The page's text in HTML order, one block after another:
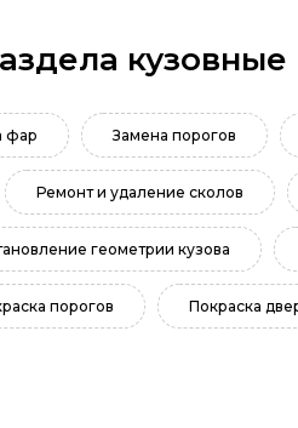
кузовные
фар Замена порогов
Ремонт и удаление сколов
геометрии кузова
порогов Покраска